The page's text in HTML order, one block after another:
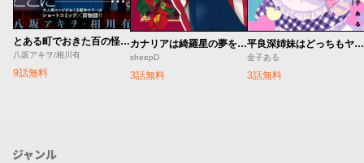
とある町でおきた百の怪異について
八坂アキヲ/相川有
9話無料
カナリアは綺羅星の夢をみる
sheepD
3話無料
平良深姉妹はどっちもヤんでる
金子ある
3話無料
ジャンル